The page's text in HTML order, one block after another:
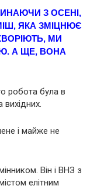
З ОСЕНІ,
ЯКА ЗМIЦНЮЄ
МИ
А ЩE, ВOНА
робота була в
вихідних.
і майже не
Він і ВНЗ з
елітним